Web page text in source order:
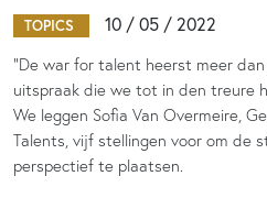
TOPICS 10 / 05 / 2022
“De war for talent heerst meer
uitspraak die we tot in den treure
We leggen Sofia Van Overmeire,
Talents, vijf stellingen voor om de
perspectief te plaatsen.